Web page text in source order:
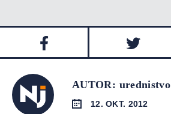
AUTOR: urednistvo
12. OKT. 2012